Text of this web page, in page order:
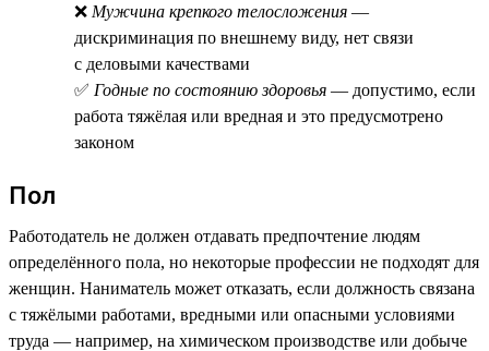
❌ Мужчина крепкого телосложения —
дискриминация по внешнему виду, нет связи
с деловыми качествами
✅ Годные по состоянию здоровья — допустимо, если
работа тяжёлая или вредная и это предусмотрено
законом
Пол
Работодатель не должен отдавать предпочтение людям
определённого пола, но некоторые профессии не подходят для
женщин. Наниматель может отказать, если должность связана
с тяжёлыми работами, вредными или опасными условиями
труда — например, на химическом производстве или добыче